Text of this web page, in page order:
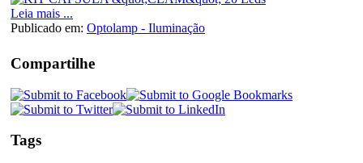
Leia mais ...
Publicado em: Optolamp - Iluminação
Compartilhe
Tags